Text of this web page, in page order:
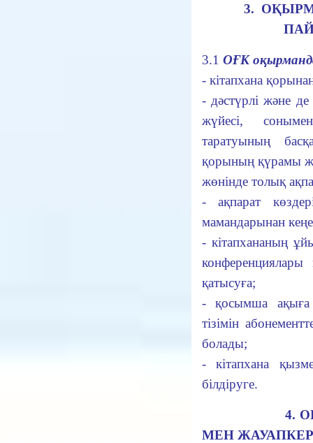
3.
3.1 ОҒК
- кітапхана
- дәстүрлі және
жүйесі,
таратуының
қорының қүрамы
жөнінде толық
- ақпарат
мамандарынан
- кітапхананың
қатысуға;
- қосымша
тізімін
болады;
- кітапхана
білдіруге.
4.
МЕН